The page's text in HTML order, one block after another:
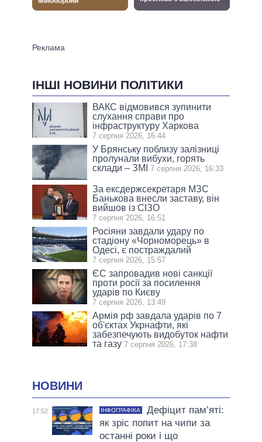
ІНШІ НОВИНИ ПОЛІТИКИ
ВАКС відмовився зупинити
слухання справи про
інфраструктуру Харкова
7 серпня 2026, 16:44
У Брянську поблизу залізниці
пролунали вибухи, горять
склади – ЗМІ
7 серпня 2026, 16:33
За ексдержсекретаря МЗС
Банькова внесли заставу, він
вийшов із СІЗО
7 серпня 2026, 16:51
Росіяни завдали удару по
стадіону «Чорноморець» в
Одесі, є постраждалий
7 серпня 2026, 15:57
ЄС запровадив нові санкції
проти росії за посилення
ударів по Києву
7 серпня 2026, 13:49
Армія рф завдала ударів по 7
об'єктах Укрнафти, які
забезпечують видобуток нафти
та газу 7 серпня 2026, 17:38
НОВИНИ
17:52 ІНФОГРАФІКА
Дефіцит пам’яті:
як зріс попит на чипи за
останні роки і що